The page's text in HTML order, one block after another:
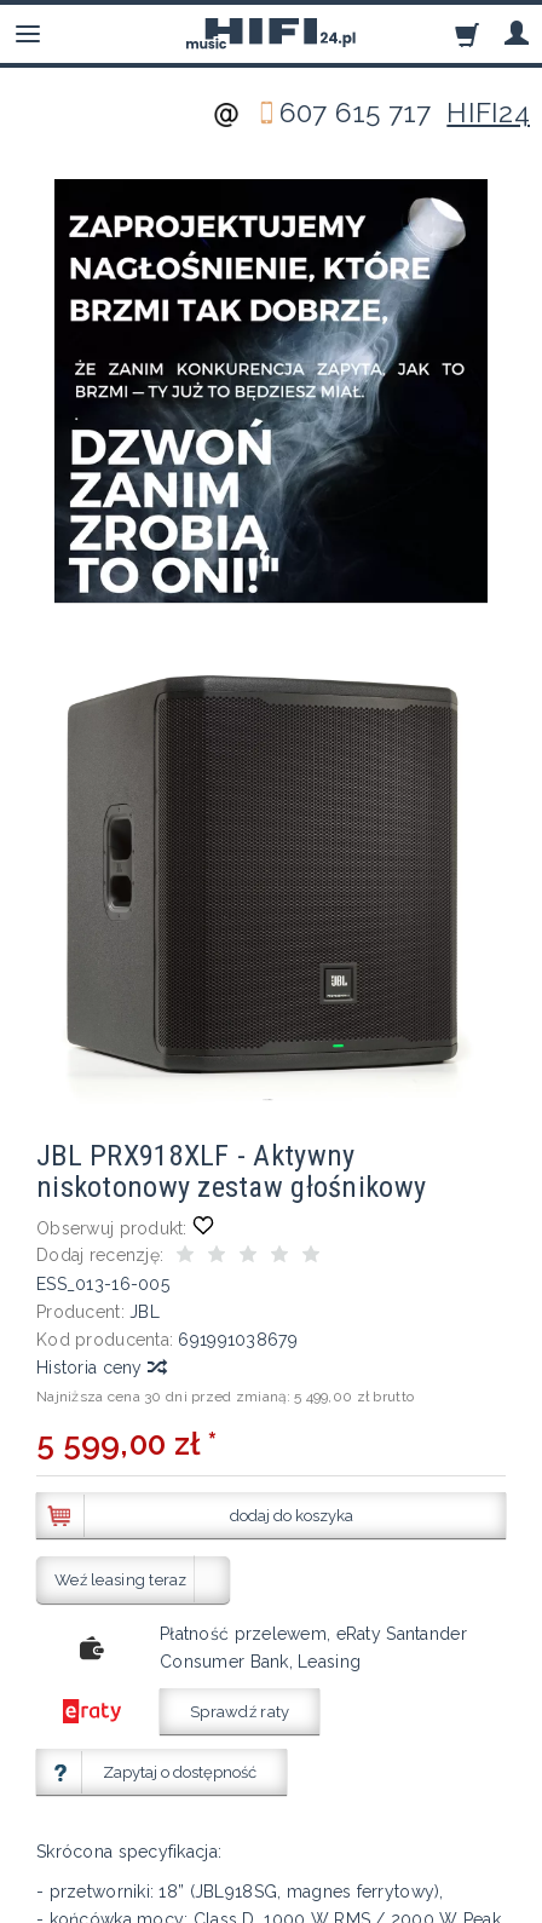
607 615 717 HIFI24
JBL PRX918XLF - Aktywny
niskotonowy zestaw głośnikowy
Obserwuj produkt:
Dodaj recenzję:
ESS_013-16-005
Producent: JBL
Kod producenta: 691991038679
Historia ceny
Najniższa cena 30 dni przed zmianą:5 499,00 zł brutto
5 599,00 zł *
dodaj do koszyka
Weź leasing teraz
Płatność przelewem, eRaty Santander
Consumer Bank, Leasing
Sprawdź raty
Zapytaj o dostępność
Skrócona specyfikacja:
- przetworniki: 18” (JBL918SG, magnes ferrytowy),